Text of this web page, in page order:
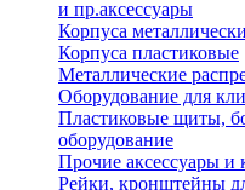
и пр.аксессуары
Корпуса
Корпуса пластиковые
Металлические
Оборудование для
Пластиковые щиты,
оборудование
Прочие аксессуары
Рейки, кронштейны